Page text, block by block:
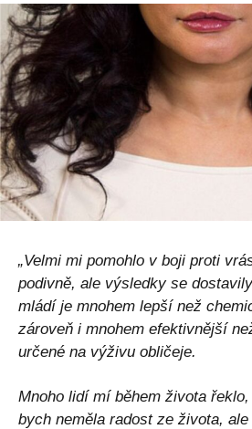
„Velmi mi pomohlo v boji proti
podivně, ale výsledky se
mládí je mnohem lepší než
zároveň i mnohem efektivnější
určené na výživu obličeje.
Mnoho lidí mí během života
bych neměla radost ze života,